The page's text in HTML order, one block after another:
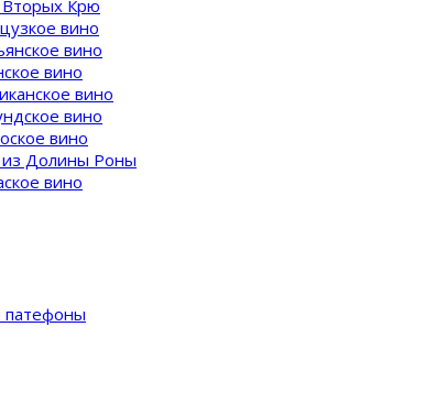
Крю
вино
вино
вино
вино
вино
вино
Долины Роны
вино